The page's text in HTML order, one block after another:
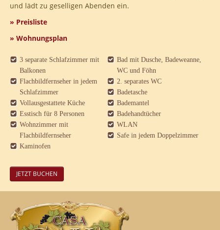
und lädt zu geselligen Abenden ein.
» Preisliste
» Wohnungsplan
3 separate Schlafzimmer mit
Balkonen
Flachbildfernseher in jedem
Schlafzimmer
Vollausgestattete Küche
Esstisch für 8 Personen
Wohnzimmer mit
Flachbildfernseher
Kaminofen
Bad mit Dusche, Badeweanne,
WC und Föhn
2. separates WC
Badetasche
Bademantel
Badehandtücher
WLAN
Safe in jedem Doppelzimmer
JETZT BUCHEN